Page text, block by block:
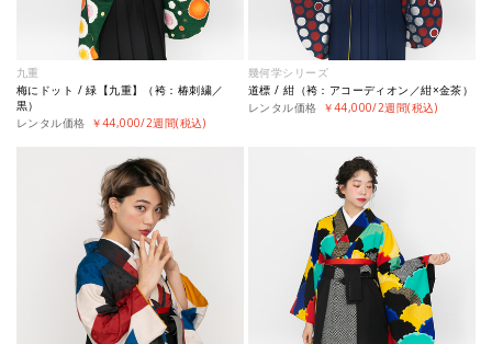
九重
梅にドット / 緑【九重】（袴：椿刺繍／
黒）
レンタル価格 ￥44,000/2週間(税込)
幾何学シリーズ
道標 / 紺（袴：アコーディオン／紺×金茶）
レンタル価格 ￥44,000/2週間(税込)